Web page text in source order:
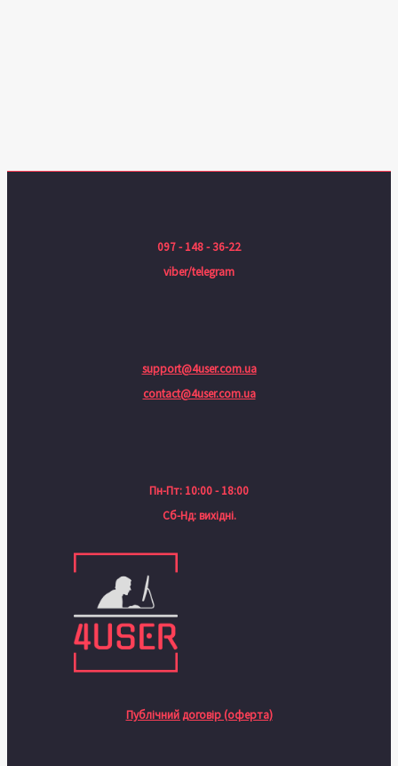
097 - 148 - 36-22
viber/telegram
support@4user.com.ua
contact@4user.com.ua
Пн-Пт: 10:00 - 18:00
Сб-Нд: вихідні.
Публічний договір (оферта)